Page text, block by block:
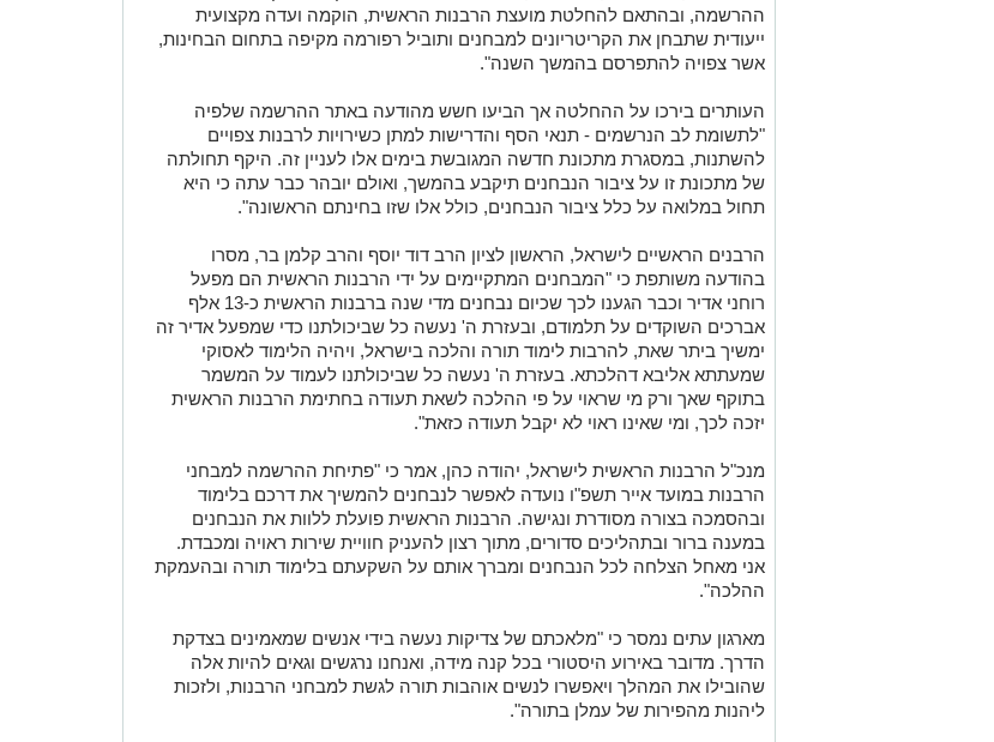
ההרשמה, ובהתאם להחלטת מועצת הרבנות הראשית, הוקמה ועדה מקצועית
ייעודית שתבחן את הקריטריונים למבחנים ותוביל רפורמה מקיפה בתחום הבחינות,
אשר צפויה להתפרסם בהמשך השנה".
העותרים בירכו על ההחלטה אך הביעו חשש מהודעה באתר ההרשמה שלפיה
"לתשומת לב הנרשמים - תנאי הסף והדרישות למתן כשירויות לרבנות צפויים
להשתנות, במסגרת מתכונת חדשה המגובשת בימים אלו לעניין זה. היקף תחולתה
של מתכונת זו על ציבור הנבחנים תיקבע בהמשך, ואולם יובהר כבר עתה כי היא
תחול במלואה על כלל ציבור הנבחנים, כולל אלו שזו בחינתם הראשונה".
הרבנים הראשיים לישראל, הראשון לציון הרב דוד יוסף והרב קלמן בר, מסרו
בהודעה משותפת כי "המבחנים המתקיימים על ידי הרבנות הראשית הם מפעל
רוחני אדיר וכבר הגענו לכך שכיום נבחנים מדי שנה ברבנות הראשית כ-13 אלף
אברכים השוקדים על תלמודם, ובעזרת ה' נעשה כל שביכולתנו כדי שמפעל אדיר זה
ימשיך ביתר שאת, להרבות לימוד תורה והלכה בישראל, ויהיה הלימוד לאסוקי
שמעתתא אליבא דהלכתא. בעזרת ה' נעשה כל שביכולתנו לעמוד על המשמר
בתוקף שאך ורק מי שראוי על פי ההלכה לשאת תעודה בחתימת הרבנות הראשית
יזכה לכך, ומי שאינו ראוי לא יקבל תעודה כזאת".
מנכ"ל הרבנות הראשית לישראל, יהודה כהן, אמר כי "פתיחת ההרשמה למבחני
הרבנות במועד אייר תשפ"ו נועדה לאפשר לנבחנים להמשיך את דרכם בלימוד
ובהסמכה בצורה מסודרת ונגישה. הרבנות הראשית פועלת ללוות את הנבחנים
במענה ברור ובתהליכים סדורים, מתוך רצון להעניק חוויית שירות ראויה ומכבדת.
אני מאחל הצלחה לכל הנבחנים ומברך אותם על השקעתם בלימוד תורה ובהעמקת
ההלכה".
מארגון עתים נמסר כי "מלאכתם של צדיקות נעשה בידי אנשים שמאמינים בצדקת
הדרך. מדובר באירוע היסטורי בכל קנה מידה, ואנחנו נרגשים וגאים להיות אלה
שהובילו את המהלך ויאפשרו לנשים אוהבות תורה לגשת למבחני הרבנות, ולזכות
ליהנות מהפירות של עמלן בתורה".